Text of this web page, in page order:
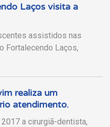
Laços visita a
assistidos nas
Fortalecendo Laços,
realiza um
atendimento.
a cirurgiã-dentista,